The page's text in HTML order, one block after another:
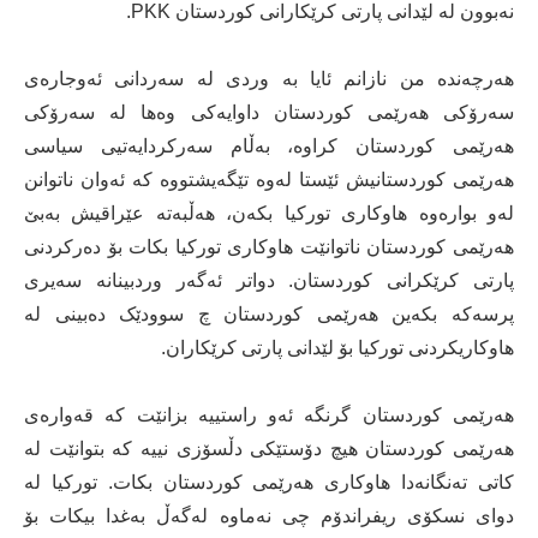
نەبوون لە لێدانی پارتی کرێکارانی کوردستان PKK.
هەرچەندە من نازانم ئایا بە وردی لە سەردانی ئەوجارەی
سەرۆکی هەرێمی کوردستان داوایەکی وەها لە سەرۆکی
هەرێمی کوردستان کراوە، بەڵام سەرکردایەتیی سیاسی
هەرێمی کوردستانیش ئێستا لەوە تێگەیشتووە کە ئەوان ناتوانن
لەو بوارەوە هاوکاری تورکیا بکەن، ‌‌‌هەڵبەتە عێراقیش بەبێ
هەرێمی کوردستان ناتوانێت هاوکاری تورکیا بکات بۆ دەرکردنی
پارتی کرێکرانی کوردستان. دواتر ئەگەر وردبینانە سەیری
پرسەکە بکەین هەرێمی کوردستان چ سوودێک دەبینی لە
هاوکاریکردنی تورکیا بۆ لێدانی پارتی کرێکاران.
هەرێمی کوردستان گرنگە ئەو راستییە بزانێت کە قەوارەی
هەرێمی کوردستان هیچ دۆستێکی دڵسۆزی نییە کە بتوانێت لە
کاتی تەنگانەدا هاوکاری هەرێمی کوردستان بکات. تورکیا لە
دوای نسکۆی ریفراندۆم چی نەماوە لەگەڵ بەغدا بیکات بۆ